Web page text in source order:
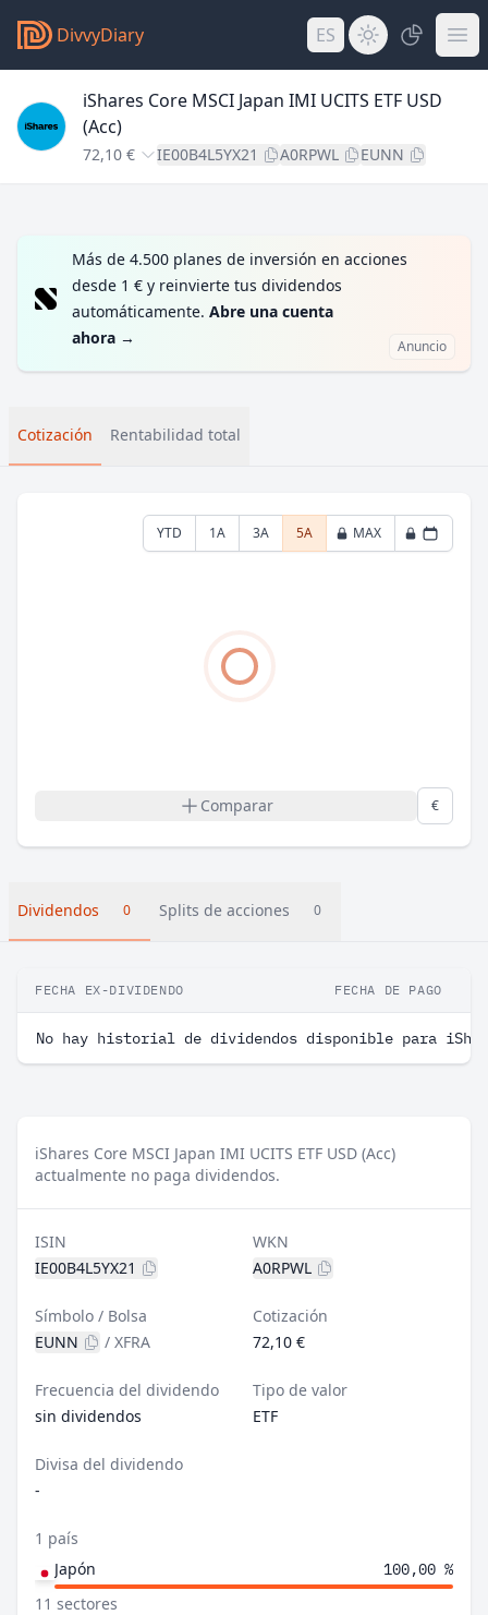
DivvyDiary ES
iShares Core MSCI Japan IMI UCITS ETF USD
(Acc)
72,10 € IE00B4L5YX21 A0RPWL EUNN
Más de 4.500 planes de inversión en acciones
desde 1 € y reinvierte tus dividendos
automáticamente. Abre una cuenta
ahora → Anuncio
Cotización Rentabilidad total
YTD 1A 3A 5A MAX
Comparar €
Dividendos 0 Splits de acciones 0
FECHA EX-DIVIDENDO FECHA DE PAGO
No hay historial de dividendos disponible para
iShares Core MSCI Japan IMI UCITS ETF USD (Acc)
actualmente no paga dividendos.
ISIN
IE00B4L5YX21
WKN
A0RPWL
Símbolo / Bolsa
EUNN
/ XFRA
Cotización
72,10 €
Frecuencia del dividendo
sin dividendos
Tipo de valor
ETF
Divisa del dividendo
-
1 país
Japón
100,00 %
11 sectores